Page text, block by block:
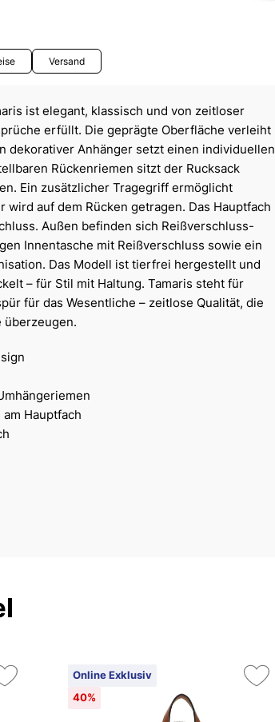
Versand
ist elegant, klassisch und von zeitloser
erfüllt. Die geprägte Oberfläche verleiht
dekorativer Anhänger setzt einen individuellen
Rückenriemen sitzt der Rucksack
Ein zusätzlicher Tragegriff ermöglicht
wird auf dem Rücken getragen. Das Hauptfach
Außen befinden sich Reißverschluss-
Innentasche mit Reißverschluss sowie ein
Das Modell ist tierfrei hergestellt und
– für Stil mit Haltung. Tamaris steht für
für das Wesentliche – zeitlose Qualität, die
überzeugen.
Hauptfach
Online Exklusiv
40%